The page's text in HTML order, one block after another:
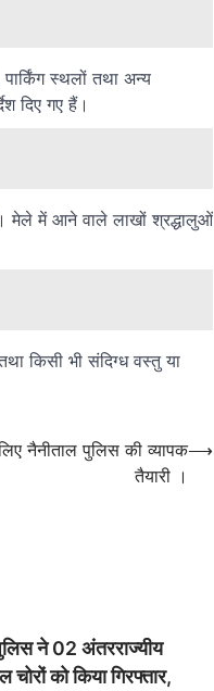
स्थलों तथा अन्य
दिए गए हैं।
मेले में आने वाले लाखों श्रद्धालुओं
किसी भी संदिग्ध वस्तु या
नैनीताल पुलिस की व्यापक
तैयारी ।
⟶
ने 02 अंतरराज्यीय
चोरों को किया गिरफ्तार,